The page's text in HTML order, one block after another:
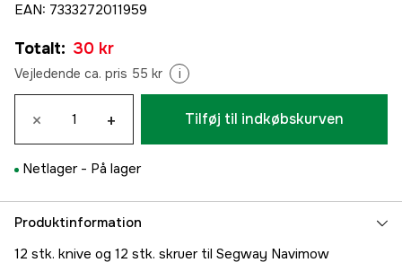
EAN: 7333272011959
Totalt: 30 kr
Vejledende ca. pris 55 kr i
× + Tilføj til indkøbskurven
Netlager - På lager
Produktinformation
12 stk. knive og 12 stk. skruer til Segway Navimow